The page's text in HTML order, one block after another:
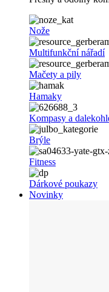
Nože
Multifunkční nářadí
Mačety a pily
Hamaky
Kompasy a
Brýle
Fitness
Dárkové poukazy
Novinky